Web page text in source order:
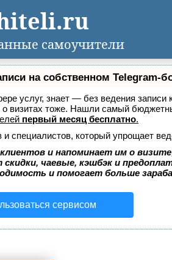
на собственном Telegram-
услуг, знает — без ведения
о визитах тоже. Нашли самый
первый месяц бесплатно.
специалистов, который упрощает
и напоминает им о
скидки, чаевые, кэшбэк и
и помогает больше
сервисом
самоучители